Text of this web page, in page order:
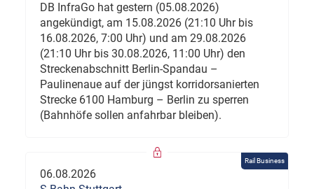
DB InfraGo hat gestern (05.08.2026)
angekündigt, am 15.08.2026 (21:10 Uhr bis
16.08.2026, 7:00 Uhr) und am 29.08.2026
(21:10 Uhr bis 30.08.2026, 11:00 Uhr) den
Streckenabschnitt Berlin-Spandau –
Paulinenaue auf der jüngst korridorsanierten
Strecke 6100 Hamburg – Berlin zu sperren
(Bahnhöfe sollen anfahrbar bleiben).
Rail Business
06.08.2026